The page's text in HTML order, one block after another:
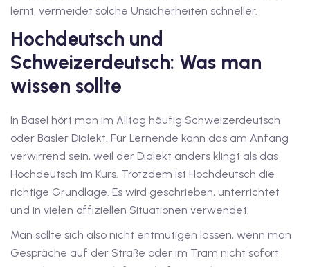
mit Gutschein B1
mit
B2
Deutschkurse mit
Deutschkurse mit
mit Gutschein
lernt, vermeidet solche Unsicherheiten schneller.
Hochdeutsch und
Schweizerdeutsch: Was man
wissen sollte
In Basel hört man im Alltag häufig Schweizerdeutsch
oder Basler Dialekt. Für Lernende kann das am Anfang
verwirrend sein, weil der Dialekt anders klingt als das
Hochdeutsch im Kurs. Trotzdem ist Hochdeutsch die
richtige Grundlage. Es wird geschrieben, unterrichtet
und in vielen offiziellen Situationen verwendet.
Man sollte sich also nicht entmutigen lassen, wenn man
Gespräche auf der Straße oder im Tram nicht sofort